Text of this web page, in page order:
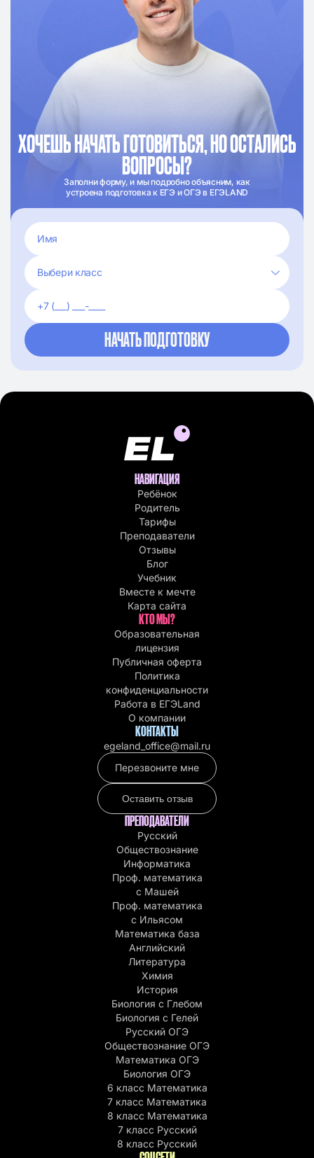
ХОЧЕШЬ НАЧАТЬ ГОТОВИТЬСЯ, НО ОСТАЛИСЬ
ВОПРОСЫ?
Заполни форму, и мы подробно объясним, как
устроена подготовка к ЕГЭ и ОГЭ в ЕГЭLAND
НАВИГАЦИЯ
Ребёнок
Родитель
Тарифы
Преподаватели
Отзывы
Блог
Учебник
Вместе к мечте
Карта сайта
КТО МЫ?
Образовательная
лицензия
Публичная оферта
Политика
конфиденциальности
Работа в EГЭLand
О компании
КОНТАКТЫ
egeland_office@mail.ru
Перезвоните мне
Оставить отзыв
ПРЕПОДАВАТЕЛИ
Русский
Обществознание
Информатика
Проф. математика
с Машей
Проф. математика
c Ильясом
Математика база
Английский
Литература
Химия
История
Биология с Глебом
Биология с Гелей
Русский ОГЭ
Обществознание ОГЭ
Математика ОГЭ
Биология ОГЭ
6 класс Математика
7 класс Математика
8 класс Математика
7 класс Русский
8 класс Русский